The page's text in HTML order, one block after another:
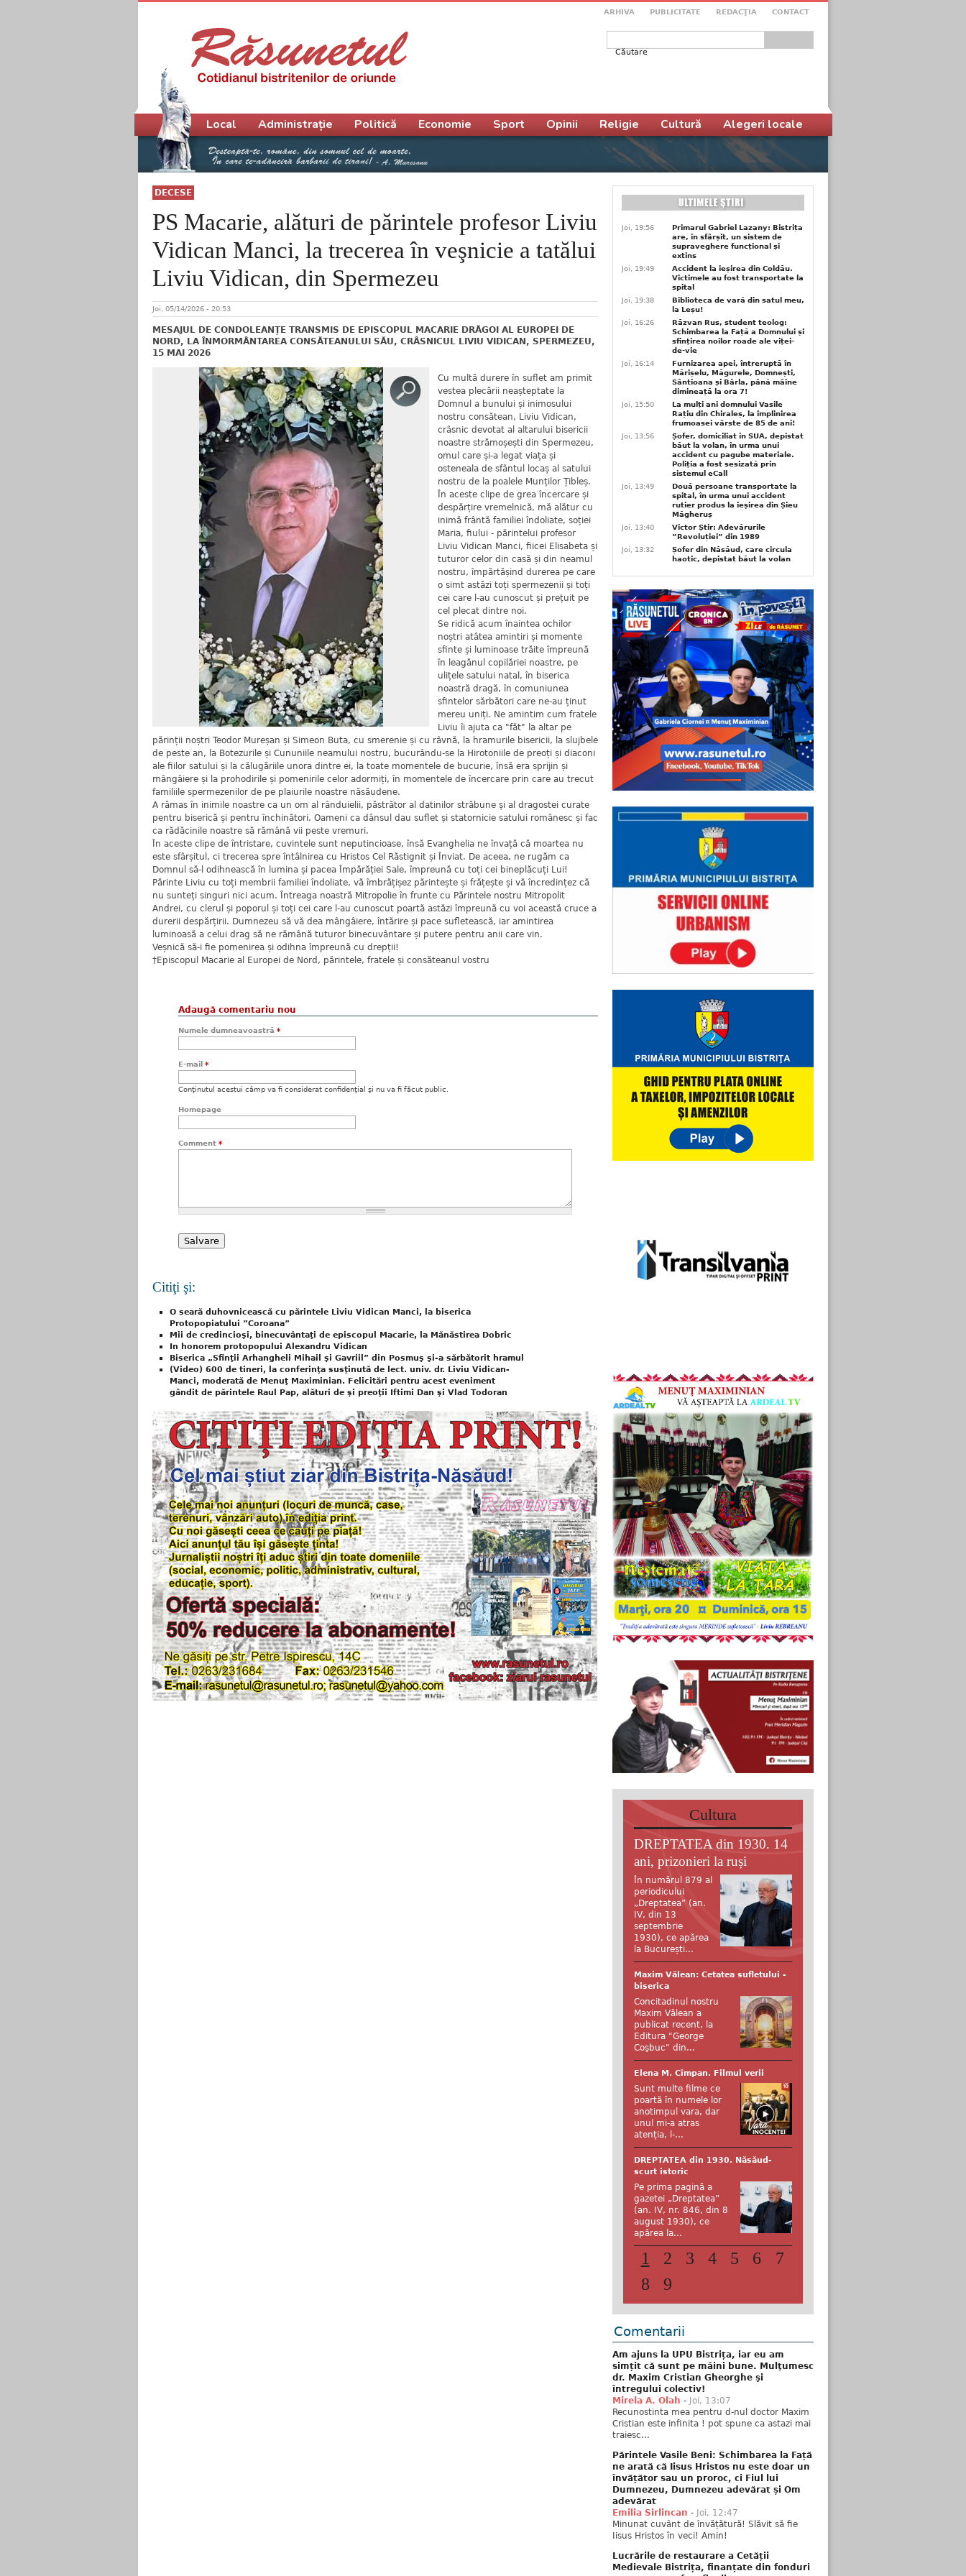
ARHIVA PUBLICITATE REDACŢIA CONTACT
Formular de căutare
DECESE
PS Macarie, alături de părintele profesor Liviu
Vidican Manci, la trecerea în veşnicie a tatălui
Liviu Vidican, din Spermezeu
Joi, 05/14/2026 - 20:53
MESAJUL DE CONDOLEANȚE TRANSMIS DE EPISCOPUL MACARIE DRĂGOI AL EUROPEI DE
NORD, LA ÎNMORMÂNTAREA CONSĂTEANULUI SĂU, CRÂSNICUL LIVIU VIDICAN, SPERMEZEU,
15 MAI 2026
Cu multă durere în suflet am primit
vestea plecării neașteptate la
Domnul a bunului și inimosului
nostru consătean, Liviu Vidican,
crâsnic devotat al altarului bisericii
noastre strămoșești din Spermezeu,
omul care și-a legat viața și
osteneala de sfântul locaș al satului
nostru de la poalele Munților Țibleș.
În aceste clipe de grea încercare și
despărțire vremelnică, mă alătur cu
inimă frântă familiei îndoliate, soției
Maria, fiului - părintelui profesor
Liviu Vidican Manci, fiicei Elisabeta și
tuturor celor din casă și din neamul
nostru, împărtășind durerea pe care
o simt astăzi toți spermezenii și toți
cei care l-au cunoscut și prețuit pe
cel plecat dintre noi.
Se ridică acum înaintea ochilor
noștri atâtea amintiri și momente
sfinte și luminoase trăite împreună
în leagănul copilăriei noastre, pe
ulițele satului natal, în biserica
noastră dragă, în comuniunea
sfintelor sărbători care ne-au ținut
mereu uniți. Ne amintim cum fratele
Liviu îi ajuta ca "făt" la altar pe
părinții noștri Teodor Mureșan și Simeon Buta, cu smerenie și cu râvnă, la hramurile bisericii, la slujbele
de peste an, la Botezurile și Cununiile neamului nostru, bucurându-se la Hirotoniile de preoți și diaconi
ale fiilor satului și la călugăriile unora dintre ei, la toate momentele de bucurie, însă era sprijin și
mângâiere și la prohodirile și pomenirile celor adormiți, în momentele de încercare prin care au trecut
familiile spermezenilor de pe plaiurile noastre năsăudene.
A rămas în inimile noastre ca un om al rânduielii, păstrător al datinilor străbune și al dragostei curate
pentru biserică și pentru închinători. Oameni ca dânsul dau suflet și statornicie satului românesc și fac
ca rădăcinile noastre să rămână vii peste vremuri.
În aceste clipe de întristare, cuvintele sunt neputincioase, însă Evanghelia ne învață că moartea nu
este sfârșitul, ci trecerea spre întâlnirea cu Hristos Cel Răstignit și Înviat. De aceea, ne rugăm ca
Domnul să-l odihnească în lumina și pacea Împărăției Sale, împreună cu toți cei bineplăcuți Lui!
Părinte Liviu cu toți membrii familiei îndoliate, vă îmbrățișez părintește și frățește și vă încredințez că
nu sunteți singuri nici acum. Întreaga noastră Mitropolie în frunte cu Părintele nostru Mitropolit
Andrei, cu clerul și poporul și toți cei care l-au cunoscut poartă astăzi împreună cu voi această cruce a
durerii despărțirii. Dumnezeu să vă dea mângâiere, întărire și pace sufletească, iar amintirea
luminoasă a celui drag să ne rămână tuturor binecuvântare și putere pentru anii care vin.
Veșnică să-i fie pomenirea și odihna împreună cu drepții!
†Episcopul Macarie al Europei de Nord, părintele, fratele și consăteanul vostru
Adaugă comentariu nou
Numele dumneavoastră *
E-mail *
Conţinutul acestui câmp va fi considerat confidenţial şi nu va fi făcut public.
Homepage
Comment *
Citiţi şi:
O seară duhovnicească cu părintele Liviu Vidican Manci, la biserica
Protopopiatului ”Coroana”
Mii de credincioşi, binecuvântaţi de episcopul Macarie, la Mănăstirea Dobric
In honorem protopopului Alexandru Vidican
Biserica „Sfinţii Arhangheli Mihail şi Gavriil” din Posmuş şi-a sărbătorit hramul
(Video) 600 de tineri, la conferinţa susţinută de lect. univ. dr. Liviu Vidican-
Manci, moderată de Menuţ Maximinian. Felicitări pentru acest eveniment
gândit de părintele Raul Pap, alături de şi preoţii Iftimi Dan şi Vlad Todoran
Meniu principal
Local Administrație Politică Economie Sport Opinii Religie Cultură Alegeri locale
Joi, 19:56
Primarul Gabriel Lazany: Bistrița
are, în sfârșit, un sistem de
supraveghere funcțional și
extins
Joi, 19:49
Accident la ieșirea din Coldău.
Victimele au fost transportate la
spital
Joi, 19:38
Biblioteca de vară din satul meu,
la Leșu!
Joi, 16:26
Răzvan Rus, student teolog:
Schimbarea la Față a Domnului și
sfințirea noilor roade ale viței-
de-vie
Joi, 16:14
Furnizarea apei, întreruptă în
Mărișelu, Măgurele, Domnești,
Sântioana și Bârla, până mâine
dimineață la ora 7!
Joi, 15:50
La mulți ani domnului Vasile
Rațiu din Chiraleș, la împlinirea
frumoasei vârste de 85 de ani!
Joi, 13:56
Șofer, domiciliat în SUA, depistat
băut la volan, în urma unui
accident cu pagube materiale.
Poliția a fost sesizată prin
sistemul eCall
Joi, 13:49
Două persoane transportate la
spital, în urma unui accident
rutier produs la ieșirea din Șieu
Măgheruș
Joi, 13:40
Victor Știr: Adevărurile
”Revoluției” din 1989
Joi, 13:32
Șofer din Năsăud, care circula
haotic, depistat băut la volan
Cultura
DREPTATEA din 1930. 14
ani, prizonieri la ruși
În numărul 879 al
periodicului
„Dreptatea” (an.
IV, din 13
septembrie
1930), ce apărea
la București...
Maxim Vălean: Cetatea sufletului -
biserica
Concitadinul nostru
Maxim Vălean a
publicat recent, la
Editura "George
Coşbuc" din...
Elena M. Cîmpan. Filmul verii
Sunt multe filme ce
poartă în numele lor
anotimpul vara, dar
unul mi-a atras
atenția, l-...
DREPTATEA din 1930. Năsăud-
scurt istoric
Pe prima pagină a
gazetei „Dreptatea”
(an. IV, nr. 846, din 8
august 1930), ce
apărea la...
1 2 3 4 5 6
7
8
9
Comentarii
Am ajuns la UPU Bistrița, iar eu am
simțit că sunt pe mâini bune. Mulţumesc
dr. Maxim Cristian Gheorghe şi
întregului colectiv!
Mirela A. Olah - Joi, 13:07
Recunostinta mea pentru d-nul doctor Maxim
Cristian este infinita ! pot spune ca astazi mai
traiesc...
Părintele Vasile Beni: Schimbarea la Față
ne arată că Iisus Hristos nu este doar un
învățător sau un proroc, ci Fiul lui
Dumnezeu, Dumnezeu adevărat și Om
adevărat
Emilia Sirlincan - Joi, 12:47
Minunat cuvânt de învățătură! Slăvit să fie
Iisus Hristos în veci! Amin!
Lucrările de restaurare a Cetății
Medievale Bistrița, finanțate din fonduri